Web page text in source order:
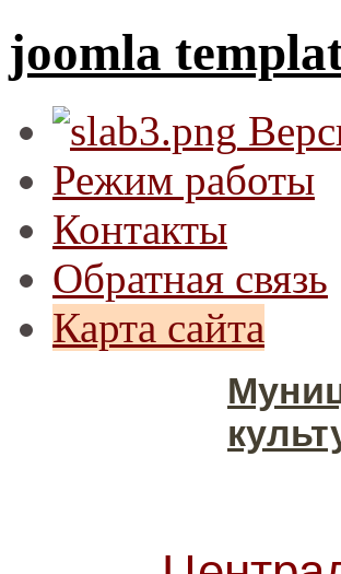
joomla
Режим работы
Контакты
Обратная связь
Карта сайта